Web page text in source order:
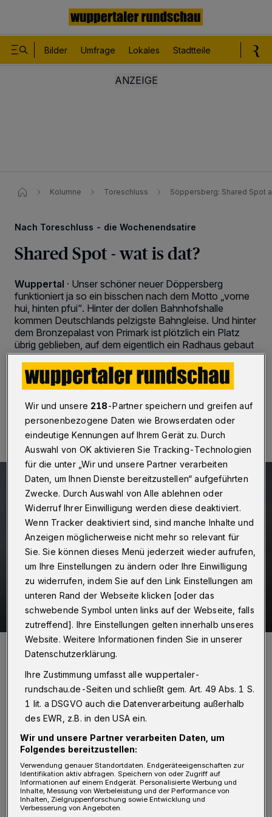
Bilder Umfrage Lokales Stadtteile
Kolumne Toreschluss Söppersberg: Shared Spot
Nach Toreschluss - die Wochenendsatire
Shared Spot - wat is dat?
Wuppertal · Unser schöner neuer Döppersberg
funktioniert ja so ein bisschen nach dem Motto „vorne
hui, hinten pfui“. Hinter der dollen Bahnhofshalle
kommen Deutschlands pelzigste Bahngleise. Und hinter
dem Bronzepalast von Primark ist plötzlich ein Platz
übrig geblieben, auf dem eigentlich ein Radhaus gebaut
werden sollte.
01.07.2019 , 16:00 Uhr 2 Minuten Lesezeit
„Shared Spot am Wuppertaler Hauptbahnhod - wat is dat?“, fragt
sich unser Redakteur Roderich Trapp.
Von Roderich Trapp
D as Radhaus konnte sich das Rathaus
aber nicht leisten, weshalb lange
Wir und unsere 218-Partner speichern und greifen auf
personenbezogene Daten wie Browserdaten oder
eindeutige Kennungen auf Ihrem Gerät zu. Durch
Auswahl von OK aktivieren Sie Tracking-Technologien
für die unter „Wir und unsere Partner verarbeiten
Daten, um Ihnen Dienste bereitzustellen“ aufgeführten
Zwecke. Durch Auswahl von Alle ablehnen oder
Widerruf Ihrer Einwilligung werden diese deaktiviert.
Wenn Tracker deaktiviert sind, sind manche Inhalte und
Anzeigen möglicherweise nicht mehr so relevant für
Sie. Sie können dieses Menü jederzeit wieder aufrufen,
um Ihre Einstellungen zu ändern oder Ihre Einwilligung
zu widerrufen, indem Sie auf den Link Einstellungen am
unteren Rand der Webseite klicken [oder das
schwebende Symbol unten links auf der Webseite, falls
zutreffend]. Ihre Einstellungen gelten innerhalb unseres
Website. Weitere Informationen finden Sie in unserer
Datenschutzerklärung.
Ihre Zustimmung umfasst alle wuppertaler-
rundschau.de-Seiten und schließt gem. Art. 49 Abs. 1 S.
1 lit. a DSGVO auch die Datenverarbeitung außerhalb
des EWR, z.B. in den USA ein.
Wir und unsere Partner verarbeiten Daten, um
Folgendes bereitzustellen:
Verwendung genauer Standortdaten. Endgeräteeigenschaften zur
Identifikation aktiv abfragen. Speichern von oder Zugriff auf
Informationen auf einem Endgerät. Personalisierte Werbung und
Inhalte, Messung von Werbeleistung und der Performance von
Inhalten, Zielgruppenforschung sowie Entwicklung und
Verbesserung von Angeboten.